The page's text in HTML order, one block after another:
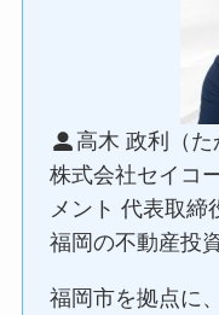
高木 政利（た
株式会社セイコ
メント 代表取締
福岡の不動産投
福岡市を拠点に